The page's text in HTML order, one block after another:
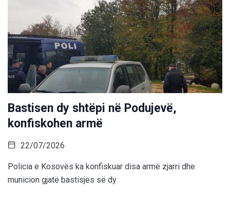
Bastisen dy shtëpi në Podujevë,
konfiskohen armë
22/07/2026
Policia e Kosovës ka konfiskuar disa armë zjarri dhe
municion gjatë bastisjes së dy